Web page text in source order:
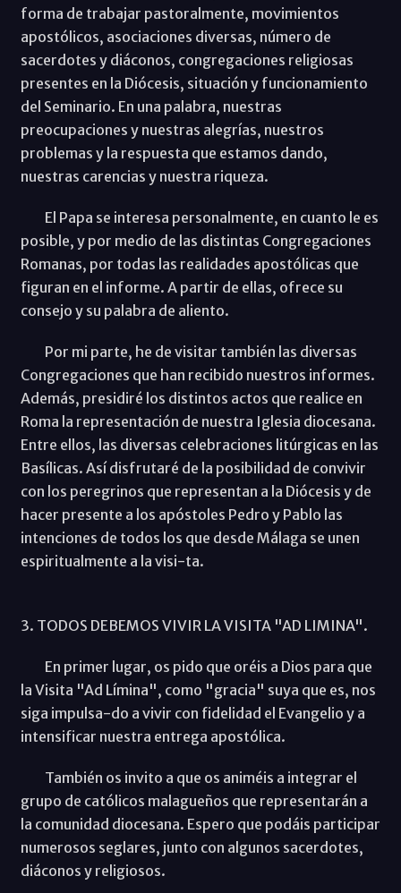
forma de trabajar pastoralmente, movimientos
apostólicos, asociaciones diversas, número de
sacerdotes y diáconos, congregaciones religiosas
presentes en la Diócesis, situación y funcionamiento
del Seminario. En una palabra, nuestras
preocupaciones y nuestras alegrías, nuestros
problemas y la respuesta que estamos dando,
nuestras carencias y nuestra riqueza.
El Papa se interesa personalmente, en cuanto le es
posible, y por medio de las distintas Congregaciones
Romanas, por todas las realidades apostólicas que
figuran en el informe. A partir de ellas, ofrece su
consejo y su palabra de aliento.
Por mi parte, he de visitar también las diversas
Congregaciones que han recibido nuestros informes.
Además, presidiré los distintos actos que realice en
Roma la representación de nuestra Iglesia diocesana.
Entre ellos, las diversas celebraciones litúrgicas en las
Basílicas. Así disfrutaré de la posibilidad de convivir
con los peregrinos que representan a la Diócesis y de
hacer presente a los apóstoles Pedro y Pablo las
intenciones de todos los que desde Málaga se unen
espiritualmente a la visi-ta.
3. TODOS DEBEMOS VIVIR LA VISITA "AD LIMINA".
En primer lugar, os pido que oréis a Dios para que
la Visita "Ad Límina", como "gracia" suya que es, nos
siga impulsa-do a vivir con fidelidad el Evangelio y a
intensificar nuestra entrega apostólica.
También os invito a que os animéis a integrar el
grupo de católicos malagueños que representarán a
la comunidad diocesana. Espero que podáis participar
numerosos seglares, junto con algunos sacerdotes,
diáconos y religiosos.